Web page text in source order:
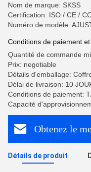
Nom de marque: SKSS
Certification: ISO / CE /
Numéro de modèle:
Conditions de paiement
Quantité de commande
Prix: negotiable
Détails d'emballage:
Délai de livraison: 10
Conditions de paiement:
Capacité
Obtenez le
Détails de produit